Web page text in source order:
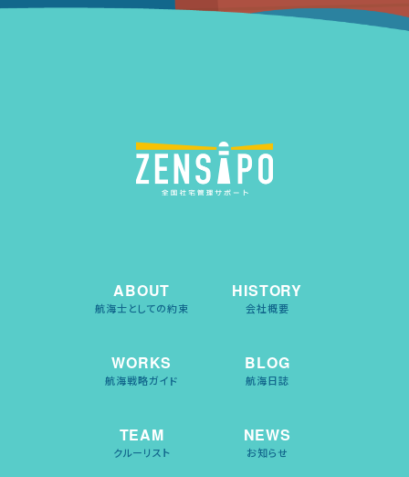
ABOUT
航海士としての約束
HISTORY
会社概要
WORKS
航海戦略ガイド
BLOG
航海日誌
TEAM
クルーリスト
NEWS
お知らせ